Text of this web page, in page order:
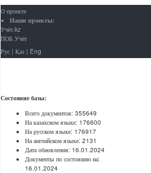
О проекте
Наши проекты:
Учёт.kz
ПОБ.Учёт
Рус | Қаз | Eng
Состояние базы:
Всего документов: 355649
На казахском языке: 176600
На русском языке: 176917
На английском языке: 2131
Дата обновления: 16.01.2024
Документы по состоянию на:
16.01.2024